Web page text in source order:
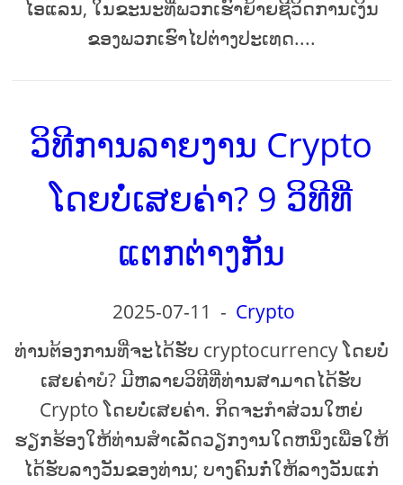
ໄອແລນ, ໃນຂະນະທີ່ພວກເຮົາຍ້າຍຊີວິດການເງິນ
ຂອງພວກເຮົາໄປຕ່າງປະເທດ....
ວິທີການລາຍງານ Crypto
ໂດຍບໍ່ເສຍຄ່າ? 9 ວິທີທີ່
ແຕກຕ່າງກັນ
2025-07-11 - Crypto
ທ່ານຕ້ອງການທີ່ຈະໄດ້ຮັບ cryptocurrency ໂດຍບໍ່
ເສຍຄ່າບໍ? ມີຫລາຍວິທີທີ່ທ່ານສາມາດໄດ້ຮັບ
Crypto ໂດຍບໍ່ເສຍຄ່າ. ກິດຈະກໍາສ່ວນໃຫຍ່
ຮຽກຮ້ອງໃຫ້ທ່ານສໍາເລັດວຽກງານໃດຫນຶ່ງເພື່ອໃຫ້
ໄດ້ຮັບລາງວັນຂອງທ່ານ; ບາງຄົນກໍ່ໃຫ້ລາງວັນແກ່